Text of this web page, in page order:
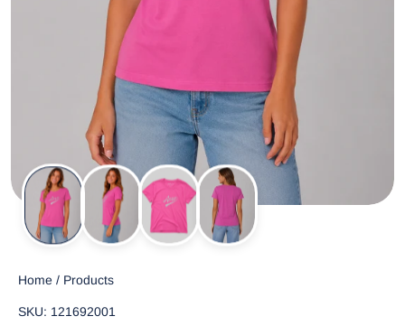
Home / Products
SKU: 121692001